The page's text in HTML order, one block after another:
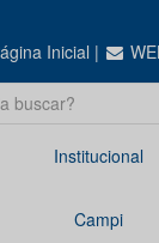
Inicial |
Institucional
Campi